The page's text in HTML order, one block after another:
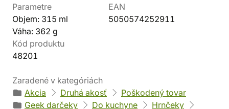
Parametre
Objem: 315 ml
Váha: 362 g
EAN
5050574252911
Kód produktu
48201
Zaradené v kategóriách
Akcia
Druhá akosť
Poškodený tovar
Geek darčeky
Do kuchyne Hrnčeky